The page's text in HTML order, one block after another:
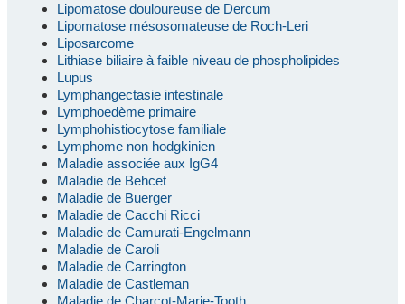
Lipomatose douloureuse de Dercum
Lipomatose mésosomateuse de Roch-Leri
Liposarcome
Lithiase biliaire à faible niveau de phospholipides
Lupus
Lymphangectasie intestinale
Lymphoedème primaire
Lymphohistiocytose familiale
Lymphome non hodgkinien
Maladie associée aux IgG4
Maladie de Behcet
Maladie de Buerger
Maladie de Cacchi Ricci
Maladie de Camurati-Engelmann
Maladie de Caroli
Maladie de Carrington
Maladie de Castleman
Maladie de Charcot-Marie-Tooth